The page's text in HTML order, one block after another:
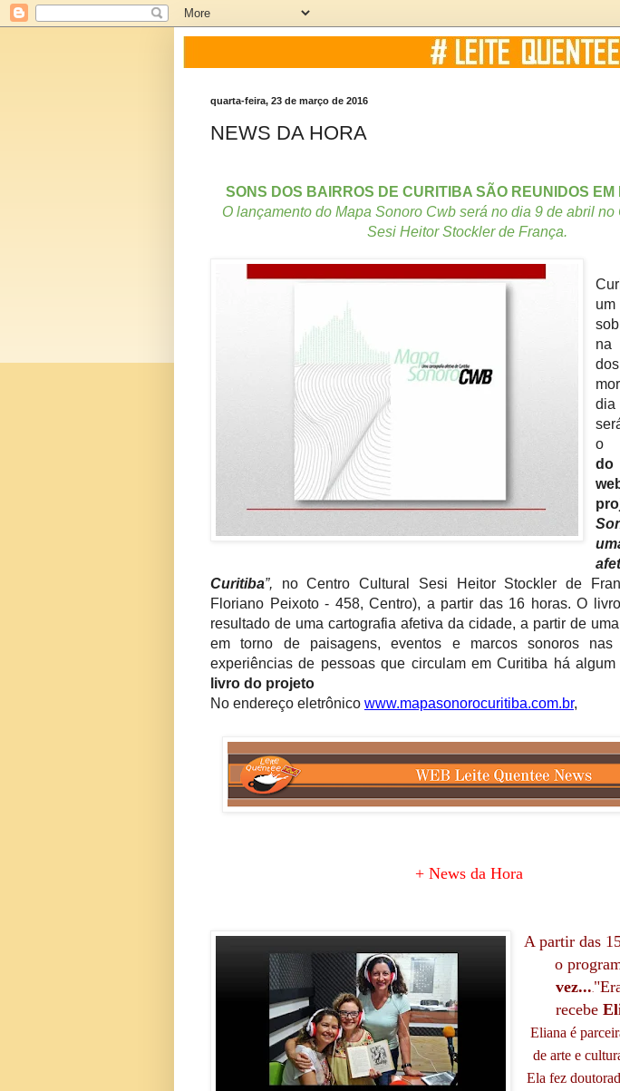
quarta-feira, 23 de março de 2016
NEWS DA HORA
SONS DOS BAIRROS DE CURITIBA SÃO REUNIDOS EM
O lançamento do Mapa Sonoro Cwb será no dia 9 de abril no
Sesi Heitor Stockler de França.
na
o
Curitiba”, no Centro Cultural Sesi Heitor Stockler de
Floriano Peixoto - 458, Centro), a partir das 16 horas. O
resultado de uma cartografia afetiva da cidade, a partir de
em torno de paisagens, eventos e marcos sonoros nas
experiências de pessoas que circulam em Curitiba há algum
livro do projeto
No endereço eletrônico www.mapasonorocuritiba.com.br,
+ News da Hora
A partir das
o
vez...
recebe
Eliana é
de arte e
Ela fez